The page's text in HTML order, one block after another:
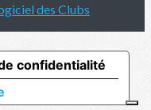
des Clubs
confidentialité